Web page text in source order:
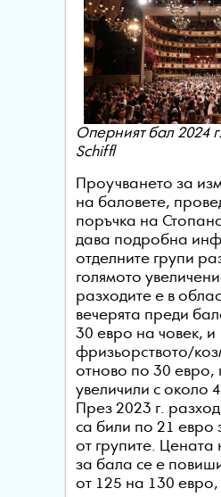
Оперният бал 2024
Schiffl
Проучването за
на баловете,
поръчка на
дава подробна
отделните групи
голямото
разходите е в
вечерята преди
30 евро на човек, и
фризьорството/
отново по 30 евро,
увеличили с около
През 2023 г.
са били по 21 евро
от групите. Цената
за бала се е
от 125 на 130 евро,